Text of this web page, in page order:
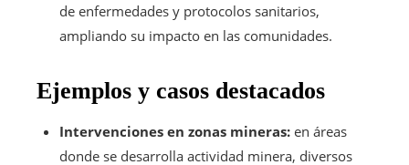
de enfermedades y protocolos sanitarios,
ampliando su impacto en las comunidades.
Ejemplos y casos destacados
Intervenciones en zonas mineras: en áreas
donde se desarrolla actividad minera, diversos